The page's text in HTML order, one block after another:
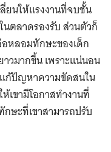
ยนให้แรงงานที่จบชั้น
ตลาดรองรับ ส่วนตัวก็
หลอมทักษะของเด็ก
วมากขึ้น เพราะแน่นอน
แก้ปัญหาความขัดสนใน
เขามีโอกาสทำงานที่
ษะที่เขาสามารถปรับ